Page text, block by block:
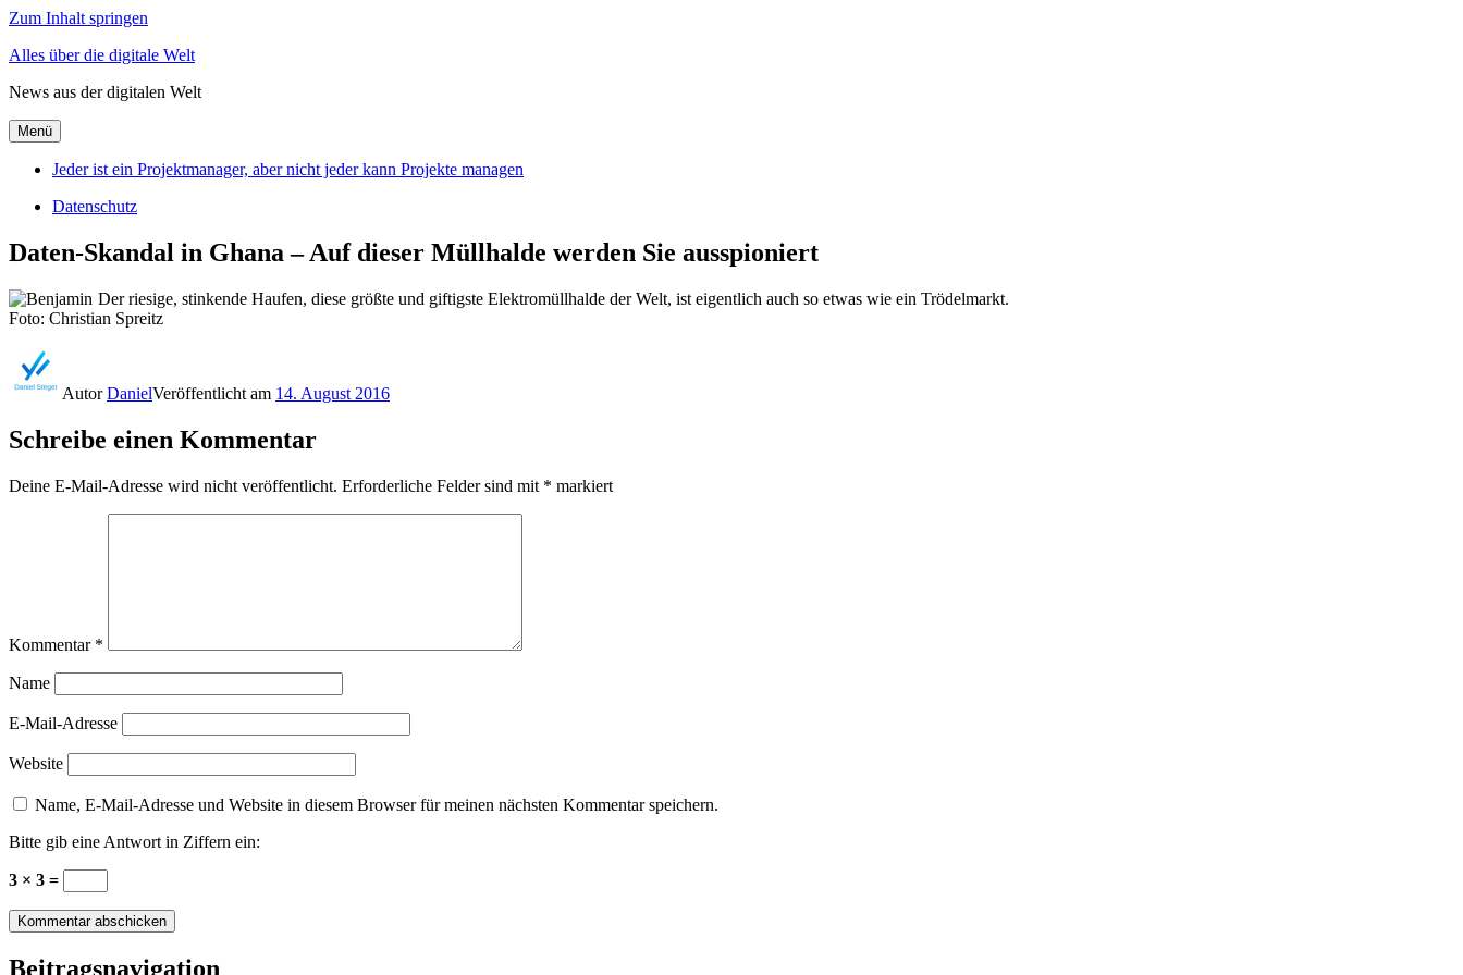
Zum Inhalt springen
Alles über die digitale Welt
News aus der digitalen Welt
Menü
Jeder ist ein Projektmanager, aber nicht jeder kann Projekte managen
Datenschutz
Daten-Skandal in Ghana – Auf dieser Müllhalde werden Sie ausspioniert
Der riesige, stinkende Haufen, diese größte und giftigste Elektromüllhalde der Welt, ist eigentlich auch so etwas wie ein Trödelmarkt.
Foto: Christian Spreitz
AutorDanielVeröffentlicht am 14. August 2016
Schreibe einen Kommentar
Deine E-Mail-Adresse wird nicht veröffentlicht. Erforderliche Felder sind mit * markiert
Kommentar *
Name
E-Mail-Adresse
Website
Name, E-Mail-Adresse und Website in diesem Browser für meinen nächsten Kommentar speichern.
Bitte gib eine Antwort in Ziffern ein:
3 × 3 =
Beitragsnavigation